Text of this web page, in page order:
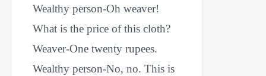
Wealthy person-Oh weaver!
What is the price of this cloth?
Weaver-One twenty rupees.
Wealthy person-No, no. This is